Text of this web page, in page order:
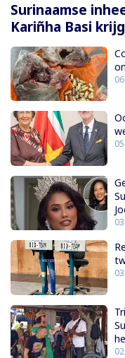
Surinaamse
Kariñha Basi